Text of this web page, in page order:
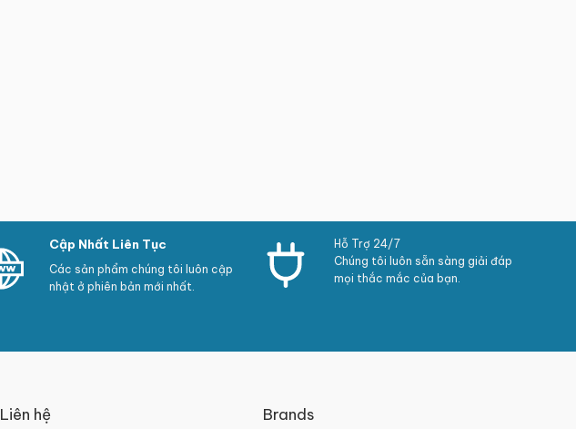
Cập Nhất Liên Tục
Các sản phẩm chúng tôi luôn cập
nhật ở phiên bản mới nhất.
Hỗ Trợ 24/7
Chúng tôi luôn sẵn sàng giải đáp
mọi thắc mắc của bạn.
Liên hệ Brands